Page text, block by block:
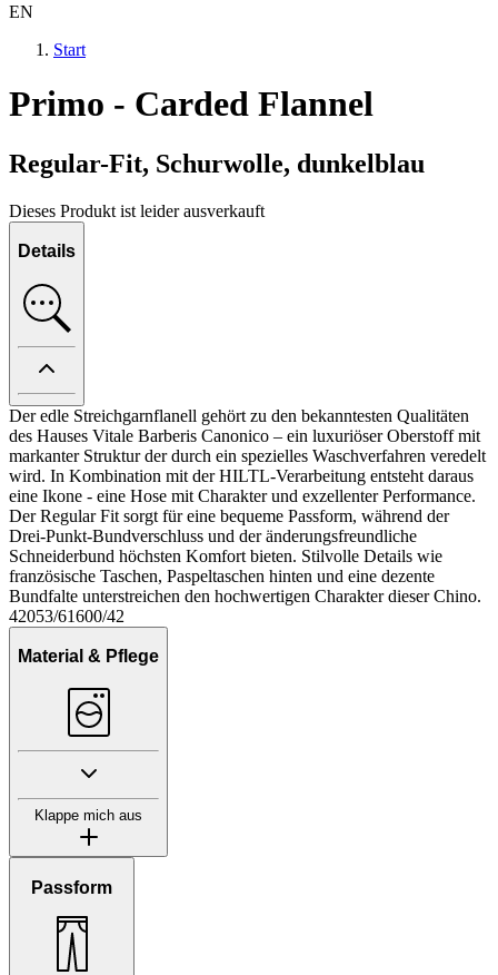
EN
Start
Primo - Carded Flannel
Regular-Fit, Schurwolle, dunkelblau
Dieses Produkt ist leider ausverkauft
Details
Der edle Streichgarnflanell gehört zu den bekanntesten Qualitäten
des Hauses Vitale Barberis Canonico – ein luxuriöser Oberstoff mit
markanter Struktur der durch ein spezielles Waschverfahren veredelt
wird. In Kombination mit der HILTL-Verarbeitung entsteht daraus
eine Ikone - eine Hose mit Charakter und exzellenter Performance.
Der Regular Fit sorgt für eine bequeme Passform, während der
Drei-Punkt-Bundverschluss und der änderungsfreundliche
Schneiderbund höchsten Komfort bieten. Stilvolle Details wie
französische Taschen, Paspeltaschen hinten und eine dezente
Bundfalte unterstreichen den hochwertigen Charakter dieser Chino.
42053/61600/42
Material & Pflege
Klappe mich aus
Passform